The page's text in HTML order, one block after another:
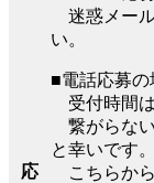
応
迷惑メール
い。
■電話応募の
受付時間は
繋がらな
と幸いです。
こちらから